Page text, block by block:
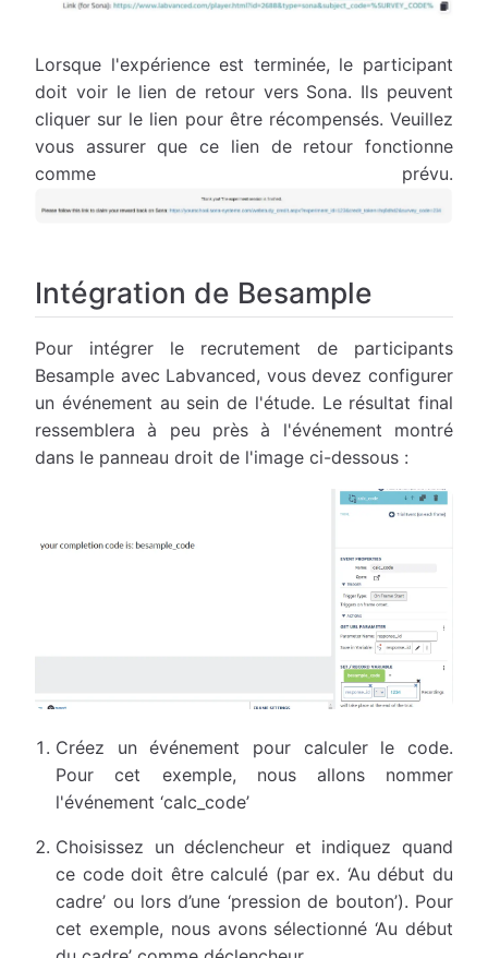
Lorsque l'expérience est terminée, le participant
doit voir le lien de retour vers Sona. Ils peuvent
cliquer sur le lien pour être récompensés. Veuillez
vous assurer que ce lien de retour fonctionne
comme prévu.
Intégration de Besample
Pour intégrer le recrutement de participants
Besample avec Labvanced, vous devez configurer
un événement au sein de l'étude. Le résultat final
ressemblera à peu près à l'événement montré
dans le panneau droit de l'image ci-dessous :
Créez un événement pour calculer le code.
Pour cet exemple, nous allons nommer
l'événement ‘calc_code’
Choisissez un déclencheur et indiquez quand
ce code doit être calculé (par ex. ‘Au début du
cadre’ ou lors d’une ‘pression de bouton’). Pour
cet exemple, nous avons sélectionné ‘Au début